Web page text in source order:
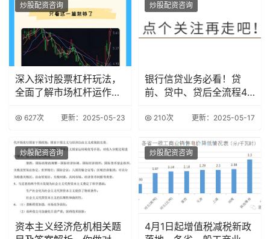
炒股配资咨询
深入探讨股票杠杆玩法，
全面了解市场杠杆运作机
627次 更新：2025-05-23
炒股配资咨询
银行信贷业务必看！贷
前、贷中、贷后全流程47
210次 更新：2025-05-17
炒股配资咨询
资本主义经济危机相关题
炒股配资咨询
4月1日起增值税减税新政